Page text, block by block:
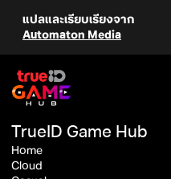
แปลและเรียบเรียงจาก
Automaton Media
TrueID Game Hub
Home
Cloud